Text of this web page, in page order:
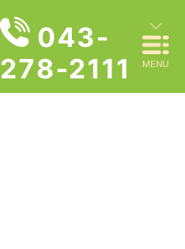
043-
278-2111
MENU